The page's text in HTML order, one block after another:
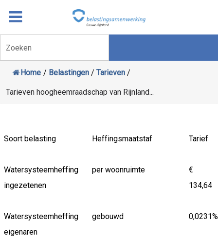
naar
inhoud
door
naar
navigatie
Zoeken
Home / Belastingen / Tarieven /
Tarieven hoogheemraadschap van Rijnland...
Soort belasting Heffingsmaatstaf Tarief
Watersysteemheffing
ingezetenen
per woonruimte
€
134,64
Watersysteemheffing
eigenaren
gebouwd 0,0231%